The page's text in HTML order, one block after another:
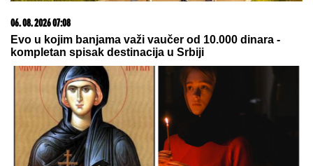
23. 07. 2026 12:47
Letnje večeri u gradu više nisu rezervisane za vikend:
Zašto sve više ljudi bira večeru koja se spontano
pretvori u druženje